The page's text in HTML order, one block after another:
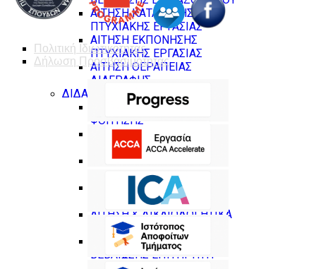
ΑΙΤΗΣΗ ΚΑΤΑΘΕΣΗΣ
ΠΤΥΧΙΑΚΗΣ ΕΡΓΑΣΙΑΣ
ΑΙΤΗΣΗ ΕΚΠΟΝΗΣΗΣ
ΠΤΥΧΙΑΚΗΣ ΕΡΓΑΣΙΑΣ
ΑΙΤΗΣΗ ΘΕΡΑΠΕΙΑΣ
ΔΙΑΓΡΑΦΗΣ
ΔΙΔΑΚΤΟΡΙΚΟ
ΑΙΤΗΣΗ ΑΝΑΣΤΟΛΗΣ
ΦΟΙΤΗΣΗΣ
ΑΙΤΗΣΗ ΔΙΑΓΡΑΦΗΣ
ΦΟΙΤΗΣΗΣ
ΑΙΤΗΣΗ ΟΡΚΩΜΟΣΙΑΣ
ΔΙΔΑΚΤΟΡΩΝ
ΑΙΤΗΣΗ ΑΝΑΓΟΡΕΥΣΗΣ ΣΕ
ΔΙΔΑΚΤΟΡΑ ΤΜΗΜΑΤΟΣ
ΑΙΤΗΣΗ & ΔΙΚΑΙΟΛΟΓΗΤΙΚΑ
ΔΙΔΑΚΤΟΡΩΝ
ΑΙΤΗΣΗ ΕΚΔΟΣΗΣ
ΒΕΒΑΙΩΣΗΣ ΕΠΙΤΗΡΗΤΗ
Πολιτική Ιδιωτικοτητας
Δήλωση Προσβασιμότητας